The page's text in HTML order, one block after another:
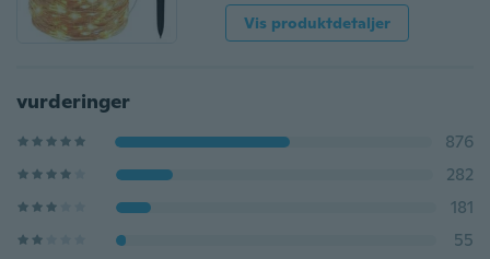
Vis produktdetaljer
vurderinger
876
282
181
55